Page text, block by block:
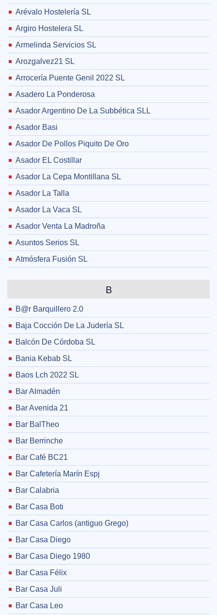
Arévalo Hostelería SL
Argiro Hostelera SL
Armelinda Servicios SL
Arozgalvez21 SL
Arrocería Puente Genil 2022 SL
Asadero La Ponderosa
Asador Argentino De La Subbética SLL
Asador Basi
Asador De Pollos Piquito De Oro
Asador EL Costillar
Asador La Cepa Montillana SL
Asador La Talla
Asador La Vaca SL
Asador Venta La Madroña
Asuntos Serios SL
Atmósfera Fusión SL
B
B@r Barquillero 2.0
Baja Cocción De La Judería SL
Balcón De Córdoba SL
Bania Kebab SL
Baos Lch 2022 SL
Bar Almadén
Bar Avenida 21
Bar BalTheo
Bar Berrinche
Bar Café BC21
Bar Cafetería Marín Espj
Bar Calabria
Bar Casa Boti
Bar Casa Carlos (antiguo Grego)
Bar Casa Diego
Bar Casa Diego 1980
Bar Casa Félix
Bar Casa Juli
Bar Casa Leo